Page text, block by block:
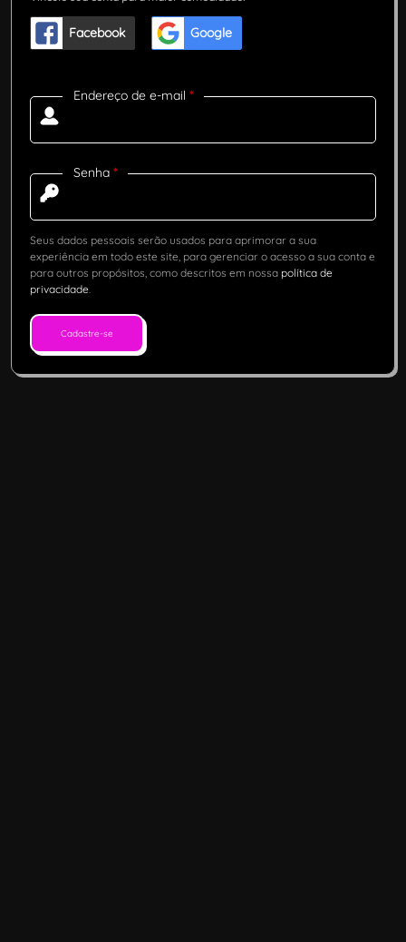
Facebook Google
Endereço de e-mail*
Senha*
Seus dados pessoais serão usados para aprimorar a sua
experiência em todo este site, para gerenciar o acesso a sua conta e
para outros propósitos, como descritos em nossa política de
privacidade.
Cadastre-se